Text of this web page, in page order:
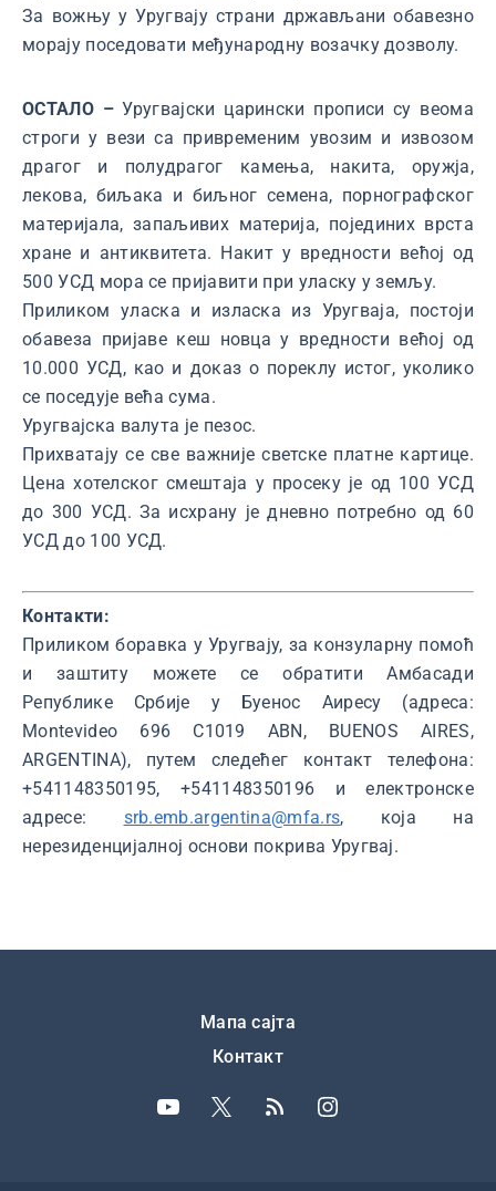
За вожњу у Уругвају страни држављани обавезно
морају поседовати међународну возачку дозволу.
ОСТАЛО –Уругвајски царински прописи су веома
строги у вези са привременим увозим и извозом
драгог и полудрагог камења, накита, оружја,
лекова, биљака и биљног семена, порнографског
материјала, запаљивих материја, појединих врста
хране и антиквитета. Накит у вредности већој од
500 УСД мора се пријавити при уласку у земљу.
Приликом уласка и изласка из Уругваја, постоји
обавеза пријаве кеш новца у вредности већој од
10.000 УСД, као и доказ о пореклу истог, уколико
се поседује већа сума.
Уругвајска валута је пезос.
Прихватају се све важније светске платне картице.
Цена хотелског смештаја у просеку је од 100 УСД
до 300 УСД. За исхрану је дневно потребно од 60
УСД до 100 УСД.
Контакти:
Приликом боравка у Уругвају, за конзуларну помоћ
и заштиту можете се обратити Амбасади
Републике Србије у Буенос Аиресу (адреса:
Montevideo 696 C1019 ABN, BUENOS AIRES,
ARGENTINA), путем следећег контакт телефона:
+541148350195, +541148350196 и електронске
адресе: srb.emb.argentina@mfa.rs, која на
нерезиденцијалној основи покрива Уругвај.
Мапа сајта
Контакт